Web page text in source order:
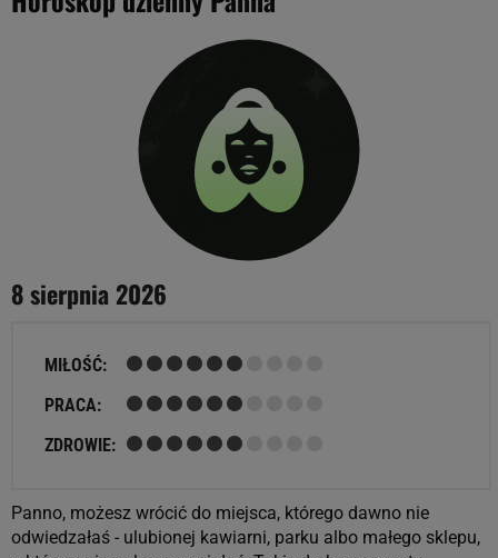
8 sierpnia 2026
MIŁOŚĆ:
PRACA:
ZDROWIE:
Panno, możesz wrócić do miejsca, którego dawno nie
odwiedzałaś - ulubionej kawiarni, parku albo małego sklepu,